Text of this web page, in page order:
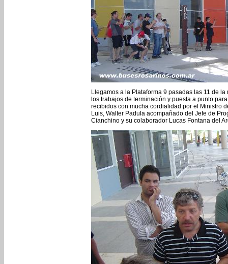
Llegamos a la Plataforma 9 pasadas las 11 de
los trabajos de terminación y puesta a punto
recibidos con mucha cordialidad por el Ministro
Luis, Walter Padula acompañado del Jefe de
Cianchino y su colaborador Lucas Fontana del